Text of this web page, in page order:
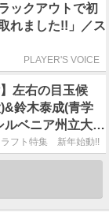
ックアウトで初
れました!!」／ス
PLAYER'S VOICE
左右の目玉候
鈴木泰成(青学
ベニア州立大)
？フト特集 新年始動!!